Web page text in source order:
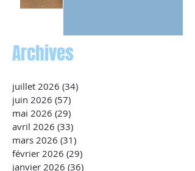
Archives
juillet 2026 (34)
juin 2026 (57)
mai 2026 (29)
avril 2026 (33)
mars 2026 (31)
février 2026 (29)
janvier 2026 (36)